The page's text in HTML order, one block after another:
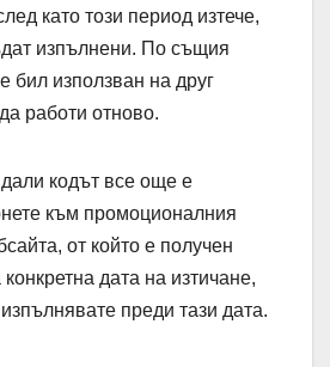
като този период изтече,
изпълнени. По същия
бил използван на друг
работи отново.
кодът все още е
към промоционалния
от който е получен
конкретна дата на изтичане,
преди тази дата.